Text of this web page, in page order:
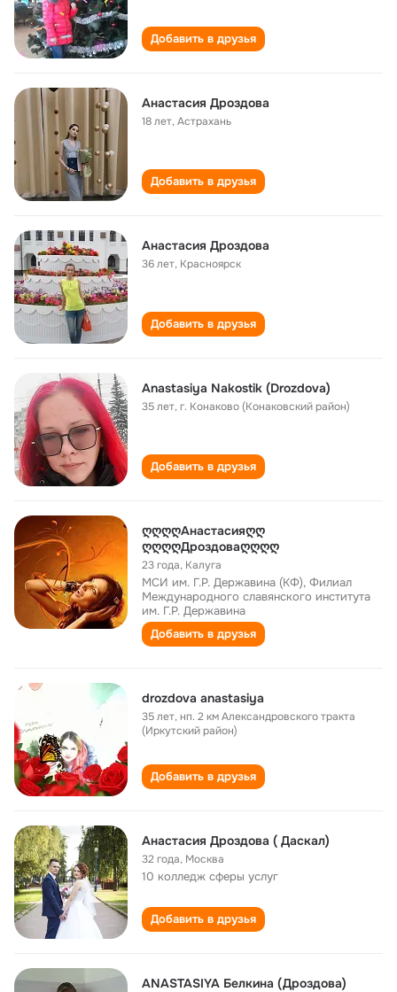
Добавить в друзья
Анастасия Дроздова
18 лет,Астрахань
Добавить в друзья
Анастасия Дроздова
36 лет, Красноярск
Добавить в друзья
Anastasiya Nakostik (Drozdova)
35 лет,г. Конаково (Конаковский район)
Добавить в друзья
ღღღღАнастасияღღ
ღღღღДроздоваღღღღ
23 года, Калуга
МСИ им. Г.Р. Державина (КФ), Филиал
Международного славянского института
им. Г.Р. Державина
Добавить в друзья
drozdova anastasiya
35 лет,нп. 2 км Александровского тракта
(Иркутский район)
Добавить в друзья
Анастасия Дроздова ( Даскал)
32 года, Москва
10 колледж сферы услуг
Добавить в друзья
АNASTASIYA Белкина (Дроздова)